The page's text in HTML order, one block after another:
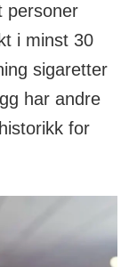
personer
i minst 30
sigaretter
har andre
for